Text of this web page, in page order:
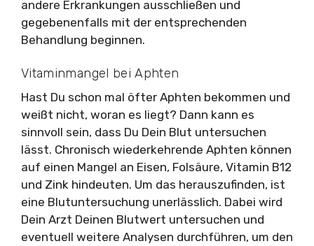
andere Erkrankungen ausschließen und
gegebenenfalls mit der entsprechenden
Behandlung beginnen.
Vitaminmangel bei Aphten
Hast Du schon mal öfter Aphten bekommen und
weißt nicht, woran es liegt? Dann kann es
sinnvoll sein, dass Du Dein Blut untersuchen
lässt. Chronisch wiederkehrende Aphten können
auf einen Mangel an Eisen, Folsäure, Vitamin B12
und Zink hindeuten. Um das herauszufinden, ist
eine Blutuntersuchung unerlässlich. Dabei wird
Dein Arzt Deinen Blutwert untersuchen und
eventuell weitere Analysen durchführen, um den